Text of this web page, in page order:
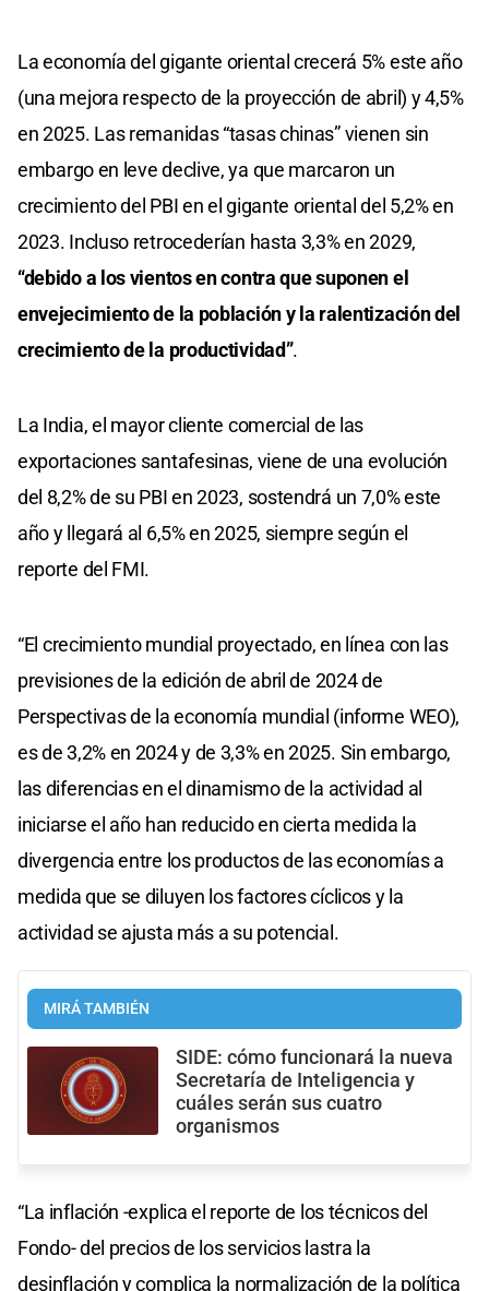
La economía del gigante oriental crecerá 5% este año
(una mejora respecto de la proyección de abril) y 4,5%
en 2025. Las remanidas “tasas chinas” vienen sin
embargo en leve declive, ya que marcaron un
crecimiento del PBI en el gigante oriental del 5,2% en
2023. Incluso retrocederían hasta 3,3% en 2029,
“debido a los vientos en contra que suponen el
envejecimiento de la población y la ralentización del
crecimiento de la productividad”.
La India, el mayor cliente comercial de las
exportaciones santafesinas, viene de una evolución
del 8,2% de su PBI en 2023, sostendrá un 7,0% este
año y llegará al 6,5% en 2025, siempre según el
reporte del FMI.
“El crecimiento mundial proyectado, en línea con las
previsiones de la edición de abril de 2024 de
Perspectivas de la economía mundial (informe WEO),
es de 3,2% en 2024 y de 3,3% en 2025. Sin embargo,
las diferencias en el dinamismo de la actividad al
iniciarse el año han reducido en cierta medida la
divergencia entre los productos de las economías a
medida que se diluyen los factores cíclicos y la
actividad se ajusta más a su potencial.
MIRÁ TAMBIÉN
SIDE: cómo funcionará la nueva
Secretaría de Inteligencia y
cuáles serán sus cuatro
organismos
“La inflación -explica el reporte de los técnicos del
Fondo- del precios de los servicios lastra la
desinflación y complica la normalización de la política